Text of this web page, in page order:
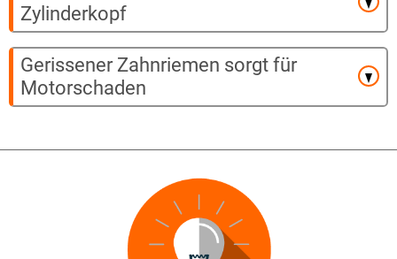
Zylinderkopf
Gerissener Zahnriemen sorgt für
Motorschaden